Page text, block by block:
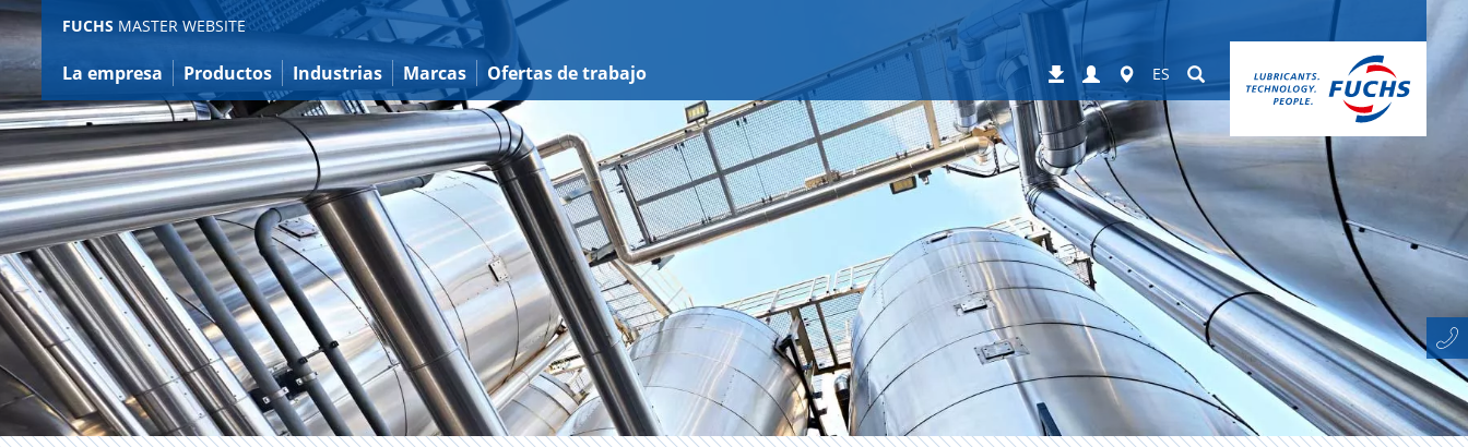
Ir
a
contenido
FUCHS MASTER WEBSITE
La empresa Productos Industrias Marcas Ofertas de trabajo Descargas
Login Worldwide
ES Suchen